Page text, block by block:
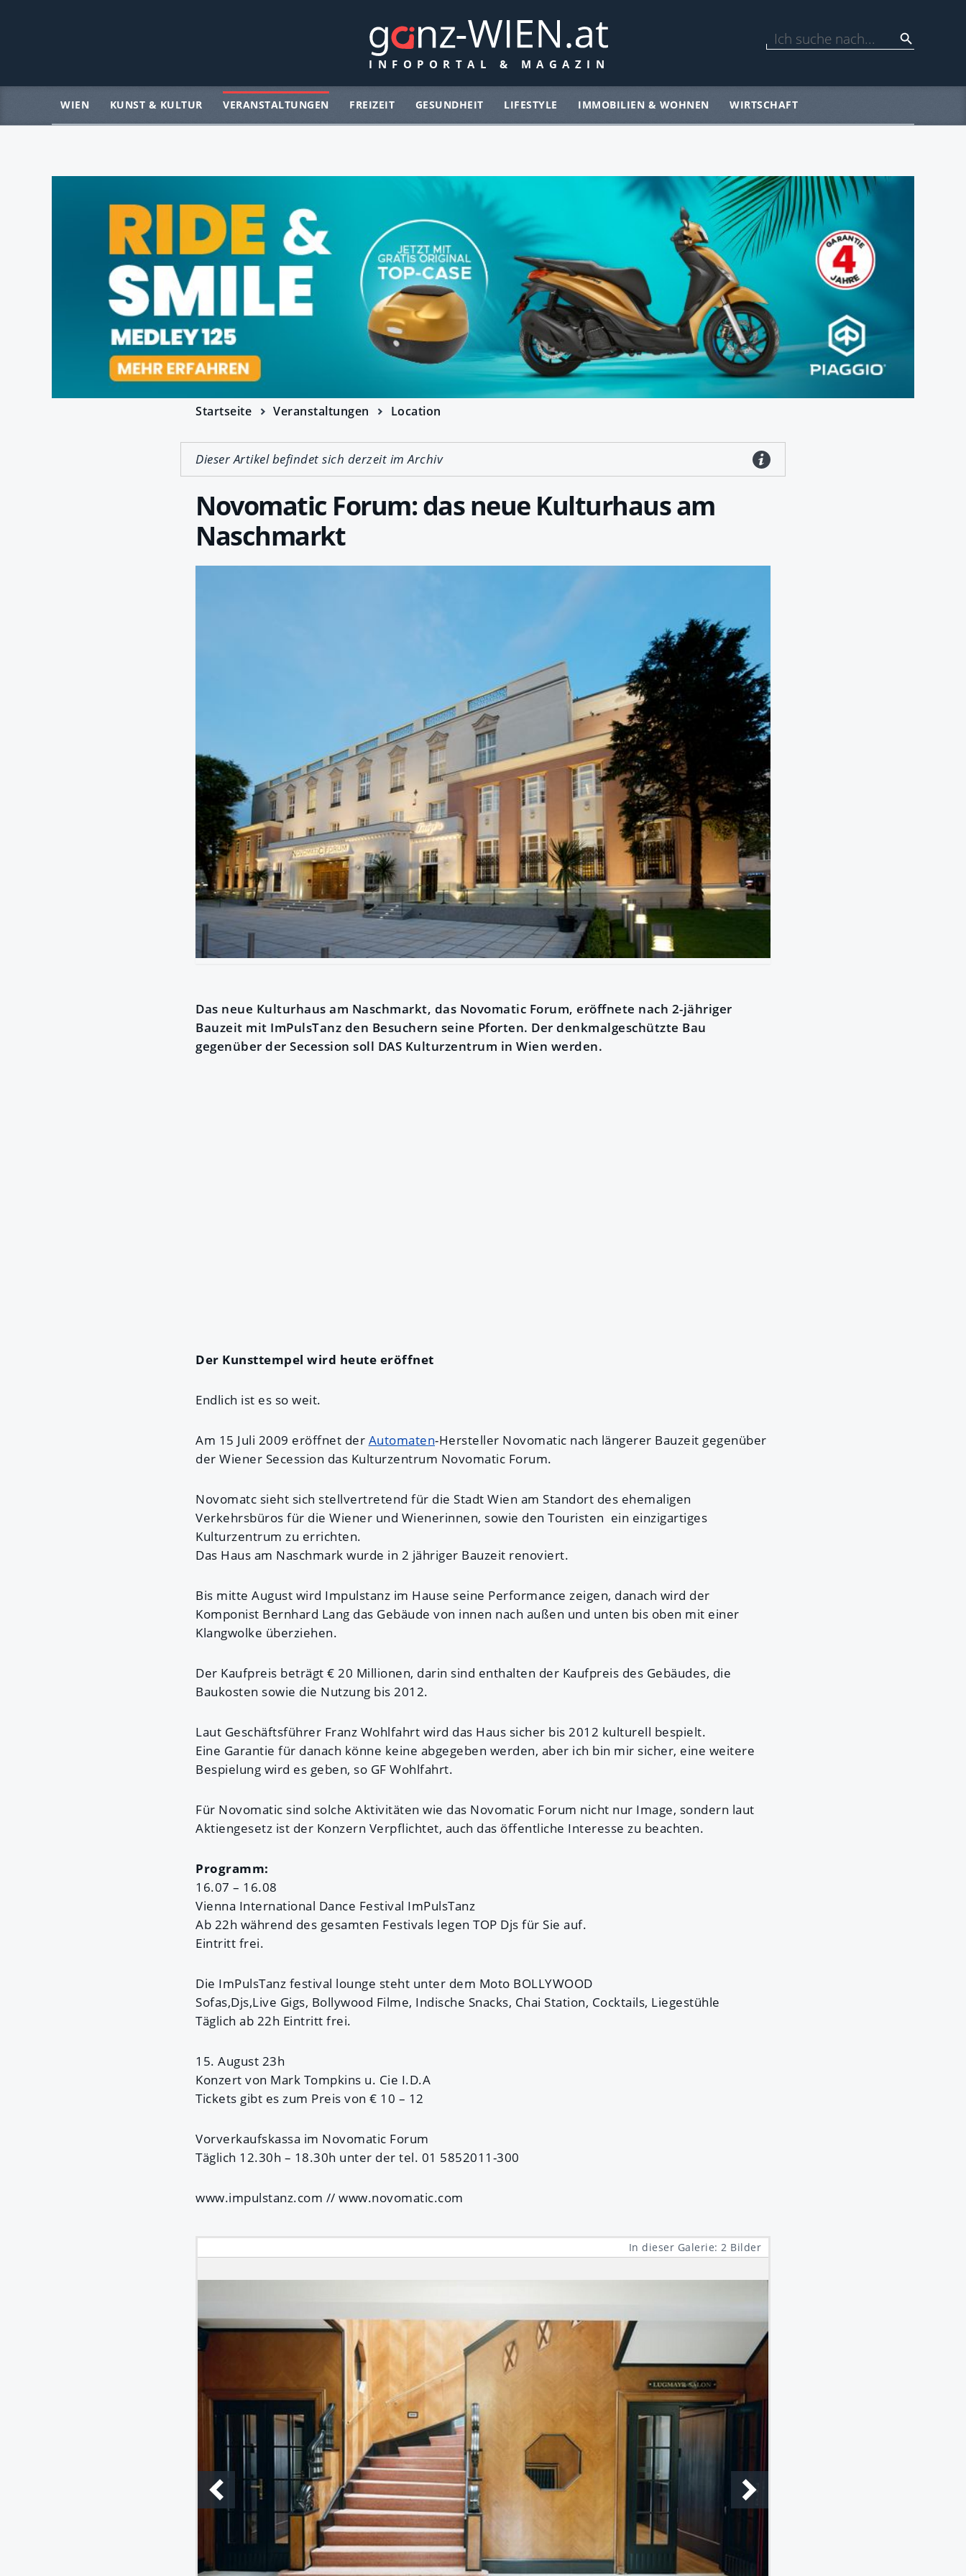
WIEN KUNST & KULTUR VERANSTALTUNGEN FREIZEIT GESUNDHEIT LIFESTYLE IMMOBILIEN & WOHNEN WIRTSCHAFT
Startseite Veranstaltungen Location
Dieser Artikel befindet sich derzeit im Archiv
Novomatic Forum: das neue Kulturhaus am
Naschmarkt
Das neue Kulturhaus am Naschmarkt, das Novomatic Forum, eröffnete nach 2-jähriger
Bauzeit mit ImPulsTanz den Besuchern seine Pforten. Der denkmalgeschützte Bau
gegenüber der Secession soll DAS Kulturzentrum in Wien werden.
Der Kunsttempel wird heute eröffnet
Endlich ist es so weit.
Am 15 Juli 2009 eröffnet der Automaten-Hersteller Novomatic nach längerer Bauzeit gegenüber
der Wiener Secession das Kulturzentrum Novomatic Forum.
Novomatc sieht sich stellvertretend für die Stadt Wien am Standort des ehemaligen
Verkehrsbüros für die Wiener und Wienerinnen, sowie den Touristen ein einzigartiges
Kulturzentrum zu errichten.
Das Haus am Naschmark wurde in 2 jähriger Bauzeit renoviert.
Bis mitte August wird Impulstanz im Hause seine Performance zeigen, danach wird der
Komponist Bernhard Lang das Gebäude von innen nach außen und unten bis oben mit einer
Klangwolke überziehen.
Der Kaufpreis beträgt € 20 Millionen, darin sind enthalten der Kaufpreis des Gebäudes, die
Baukosten sowie die Nutzung bis 2012.
Laut Geschäftsführer Franz Wohlfahrt wird das Haus sicher bis 2012 kulturell bespielt.
Eine Garantie für danach könne keine abgegeben werden, aber ich bin mir sicher, eine weitere
Bespielung wird es geben, so GF Wohlfahrt.
Für Novomatic sind solche Aktivitäten wie das Novomatic Forum nicht nur Image, sondern laut
Aktiengesetz ist der Konzern Verpflichtet, auch das öffentliche Interesse zu beachten.
Programm:
16.07 – 16.08
Vienna International Dance Festival ImPulsTanz
Ab 22h während des gesamten Festivals legen TOP Djs für Sie auf.
Eintritt frei.
Die ImPulsTanz festival lounge steht unter dem Moto BOLLYWOOD
Sofas,Djs,Live Gigs, Bollywood Filme, Indische Snacks, Chai Station, Cocktails, Liegestühle
Täglich ab 22h Eintritt frei.
15. August 23h
Konzert von Mark Tompkins u. Cie I.D.A
Tickets gibt es zum Preis von € 10 – 12
Vorverkaufskassa im Novomatic Forum
Täglich 12.30h – 18.30h unter der tel. 01 5852011-300
www.impulstanz.com // www.novomatic.com
In dieser Galerie: 2 Bilder